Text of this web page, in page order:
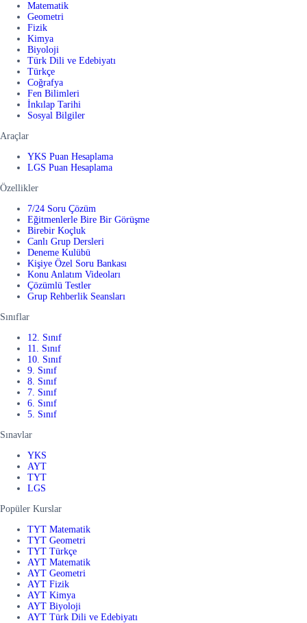
Matematik
Geometri
Fizik
Kimya
Biyoloji
Türk Dili ve Edebiyatı
Türkçe
Coğrafya
Fen Bilimleri
İnkılap Tarihi
Sosyal Bilgiler
Araçlar
YKS Puan Hesaplama
LGS Puan Hesaplama
Özellikler
7/24 Soru Çözüm
Eğitmenlerle Bire Bir Görüşme
Birebir Koçluk
Canlı Grup Dersleri
Deneme Kulübü
Kişiye Özel Soru Bankası
Konu Anlatım Videoları
Çözümlü Testler
Grup Rehberlik Seansları
Sınıflar
12. Sınıf
11. Sınıf
10. Sınıf
9. Sınıf
8. Sınıf
7. Sınıf
6. Sınıf
5. Sınıf
Sınavlar
YKS
AYT
TYT
LGS
Popüler Kurslar
TYT Matematik
TYT Geometri
TYT Türkçe
AYT Matematik
AYT Geometri
AYT Fizik
AYT Kimya
AYT Biyoloji
AYT Türk Dili ve Edebiyatı